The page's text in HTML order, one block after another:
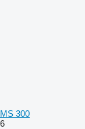
MS 300
6